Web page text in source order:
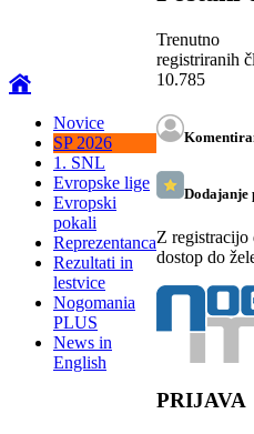
Novice
SP 2026
1. SNL
Evropske lige
Evropski
pokali
Reprezentanca
Rezultati in
lestvice
Nogomania
PLUS
News in
English
Trenutno
registriranih
10.785
Z registracijo
dostop do
PRIJAVA